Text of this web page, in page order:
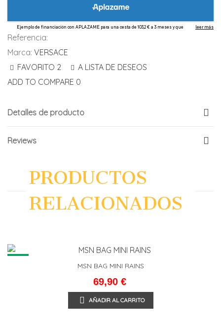
Referencia:
Marca: VERSACE
FAVORITO 2
A LISTA DE DESEOS
ADD TO COMPARE 0
Detalles de producto
Reviews
PRODUCTOS
RELACIONADOS
NEW
MSN BAG MINI RAINS
69,90 €
AÑADIR AL CARRITO